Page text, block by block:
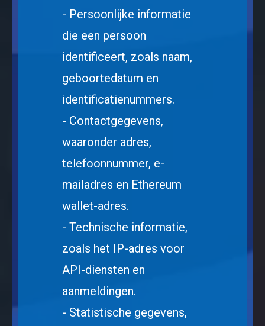
- Persoonlijke informatie
die een persoon
identificeert, zoals naam,
geboortedatum en
identificatienummers.
- Contactgegevens,
waaronder adres,
telefoonnummer, e-
mailadres en Ethereum
wallet-adres.
- Technische informatie,
zoals het IP-adres voor
API-diensten en
aanmeldingen.
- Statistische gegevens,